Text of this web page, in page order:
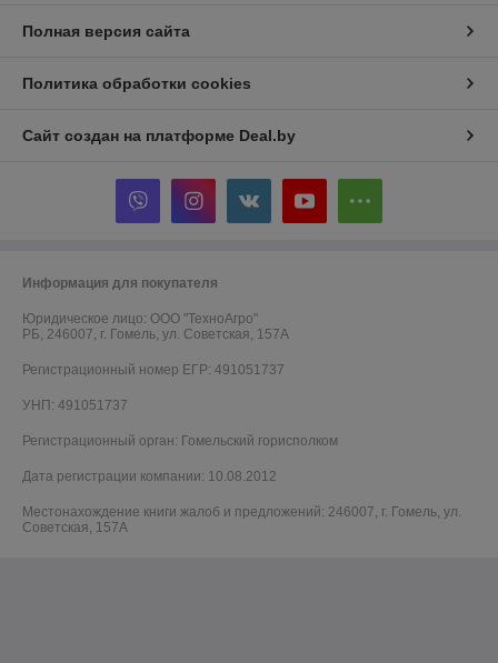
Полная версия сайта
Политика обработки cookies
Сайт создан на платформе Deal.by
Информация для покупателя
Юридическое лицо: ООО "ТехноАгро"
РБ, 246007, г. Гомель, ул. Советская, 157А
Регистрационный номер ЕГР: 491051737
УНП: 491051737
Регистрационный орган: Гомельский горисполком
Дата регистрации компании: 10.08.2012
Местонахождение книги жалоб и предложений: 246007, г. Гомель, ул.
Советская, 157А